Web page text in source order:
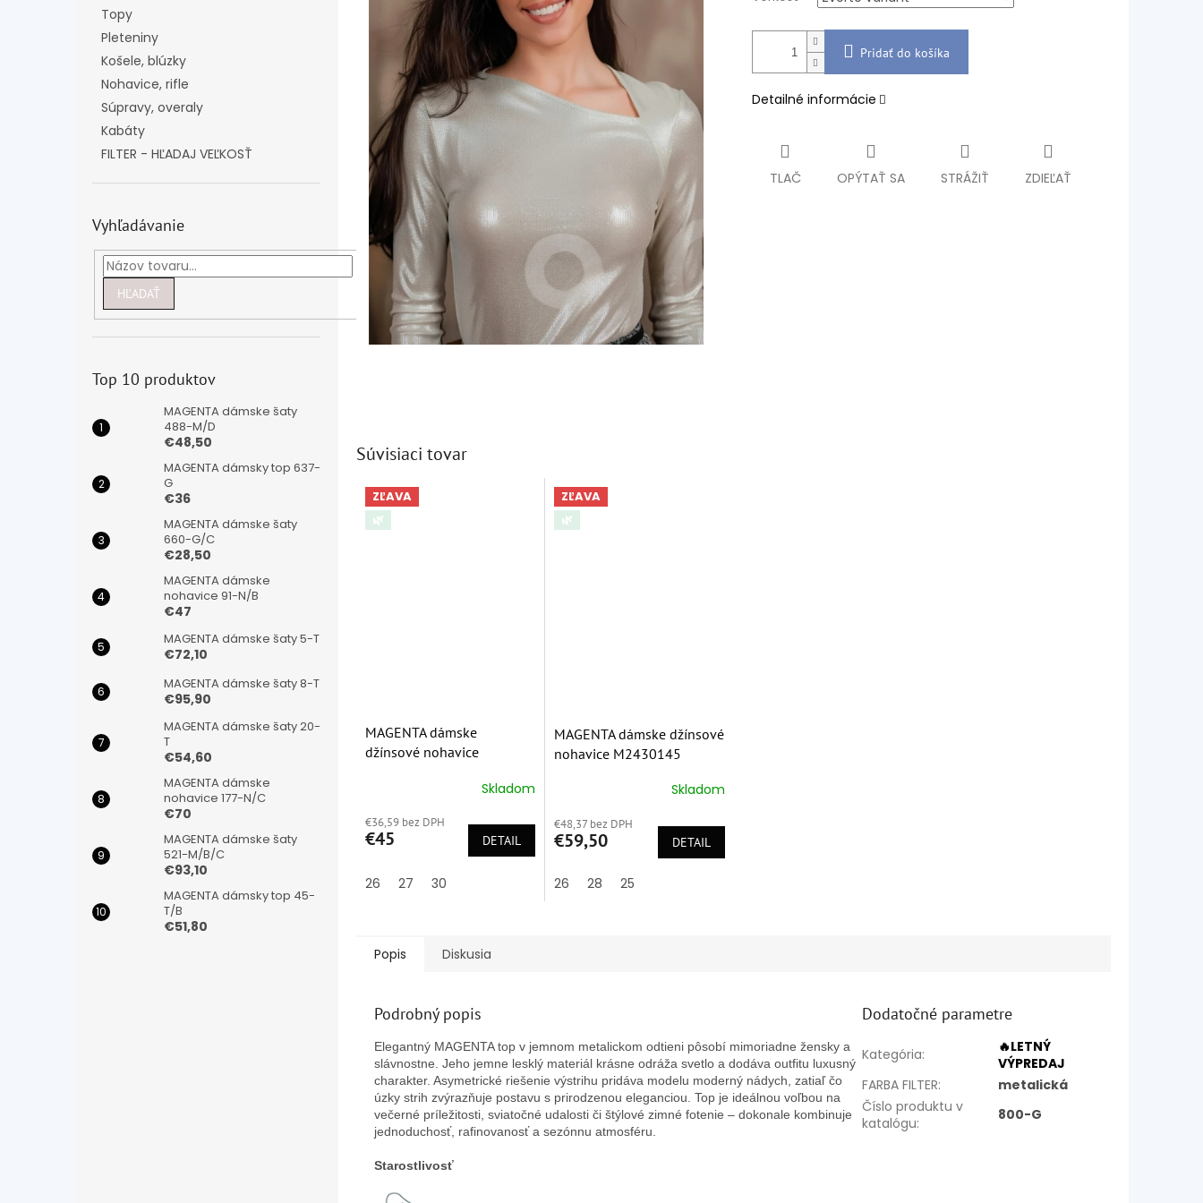
Topy
Pleteniny
Košele, blúzky
Nohavice, rifle
Súpravy, overaly
Kabáty
FILTER - HĽADAJ VEĽKOSŤ
Vyhľadávanie
HĽADAŤ
Top 10 produktov
MAGENTA dámske šaty
488-M/D
€48,50
MAGENTA dámsky top 637-
G
€36
MAGENTA dámske šaty
660-G/C
€28,50
MAGENTA dámske
nohavice 91-N/B
€47
MAGENTA dámske šaty 5-T
€72,10
MAGENTA dámske šaty 8-T
€95,90
MAGENTA dámske šaty 20-
T
€54,60
MAGENTA dámske
nohavice 177-N/C
€70
MAGENTA dámske šaty
521-M/B/C
€93,10
MAGENTA dámsky top 45-
T/B
€51,80
Pridať do košíka
Detailné informácie
TLAČ OPÝTAŤ SA STRÁŽIŤ ZDIEĽAŤ
Súvisiaci tovar
ZĽAVA
🌿
MAGENTA dámske
džínsové nohavice
produktu
je
z
5
Skladom
€36,59 bez DPH
€45 DETAIL
26 27 30
ZĽAVA
🌿
MAGENTA dámske džínsové
nohavice M2430145
produktu
je
z
5
Skladom
€48,37 bez DPH
€59,50 DETAIL
26 28 25
Popis Diskusia
Podrobný popis
Elegantný MAGENTA top v jemnom metalickom odtieni pôsobí mimoriadne žensky a
slávnostne. Jeho jemne lesklý materiál krásne odráža svetlo a dodáva outfitu luxusný
charakter. Asymetrické riešenie výstrihu pridáva modelu moderný nádych, zatiaľ čo
úzky strih zvýrazňuje postavu s prirodzenou eleganciou. Top je ideálnou voľbou na
večerné príležitosti, sviatočné udalosti či štýlové zimné fotenie – dokonale kombinuje
jednoduchosť, rafinovanosť a sezónnu atmosféru.
Starostlivosť
Dodatočné parametre
Kategória:
🔥LETNÝ
VÝPREDAJ
FARBA FILTER:
metalická
Číslo produktu v
katalógu: 800-G